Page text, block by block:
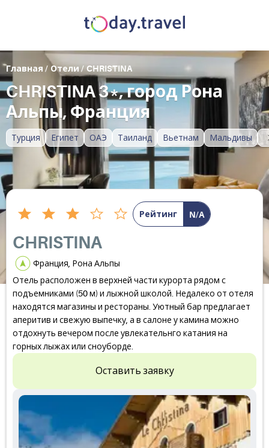
Турция Египет ОАЭ Таиланд Вьетнам Мальдивы
Главная / Отели/ CHRISTINA
CHRISTINA 3*, город Рона
Альпы, Франция
Рейтинг N/A
CHRISTINA
Франция, Рона Альпы
Отель расположен в верхней части курорта рядом с
подъемниками (50 м) и лыжной школой. Недалеко от отеля
находятся магазины и рестораны. Уютный бар предлагает
аперитив и свежую выпечку, а в салоне у камина можно
отдохнуть вечером после увлекательнго катания на
горных лыжах или сноуборде.
Оставить заявку